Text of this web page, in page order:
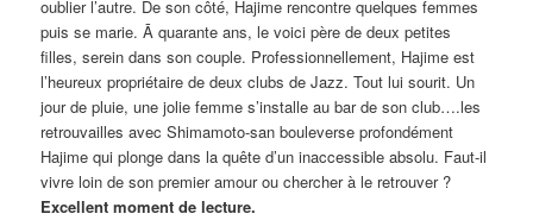
oublier l’autre. De son côté, Hajime rencontre quelques femmes
puis se marie. Ā quarante ans, le voici père de deux petites
filles, serein dans son couple. Professionnellement, Hajime est
l’heureux propriétaire de deux clubs de Jazz. Tout lui sourit. Un
jour de pluie, une jolie femme s’installe au bar de son club….les
retrouvailles avec Shimamoto-san bouleverse profondément
Hajime qui plonge dans la quête d’un inaccessible absolu. Faut-il
vivre loin de son premier amour ou chercher à le retrouver ?
Excellent moment de lecture.